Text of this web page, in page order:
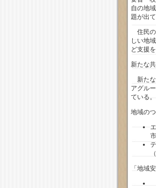
自の地
題が出
住民の
しい地
ど支援
新たな
新たな
アグル
ている。
地域の
「地域